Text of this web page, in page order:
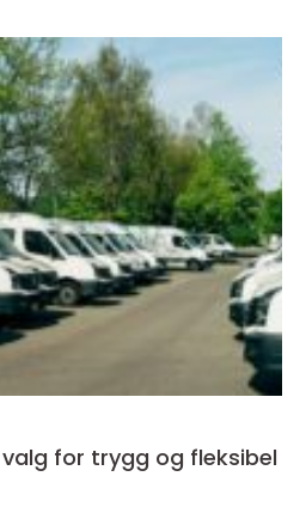
for trygg og fleksibel